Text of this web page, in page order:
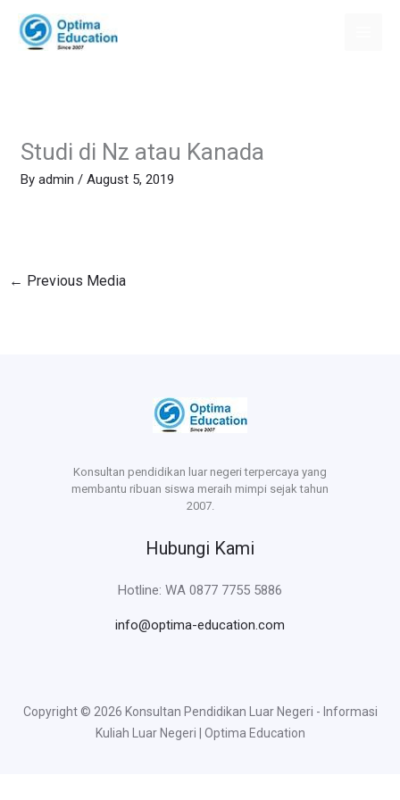
content
Studi di Nz atau Kanada
Byadmin/August 5, 2019
← Previous Media
Konsultan pendidikan luar negeri terpercaya yang
membantu ribuan siswa meraih mimpi sejak tahun
2007.
Hubungi Kami
Hotline: WA 0877 7755 5886
info@optima-education.com
Copyright © 2026 Konsultan Pendidikan Luar Negeri - Informasi
Kuliah Luar Negeri | Optima Education